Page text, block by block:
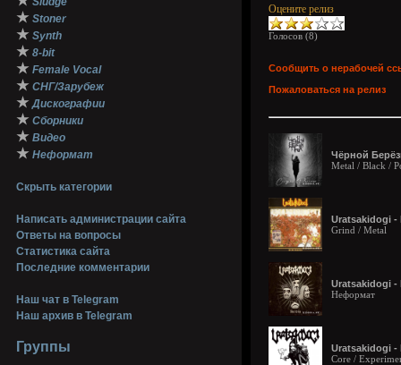
★ Stoner
★ Synth
★ 8-bit
★ Female Vocal
★ СНГ/Зарубеж
★ Дискографии
★ Сборники
★ Видео
★ Неформат
Скрыть категории
Написать администрации сайта
Ответы на вопросы
Статистика сайта
Последние комментарии
Наш чат в Telegram
Наш архив в Telegram
Группы
Оцените релиз
Голосов (8)
Сообщить о нерабочей
Пожаловаться на релиз
Чёрной
Metal / Black /
Uratsakidogi -
Grind / Metal
Uratsakidogi -
Неформат
Uratsakidogi -
Core /